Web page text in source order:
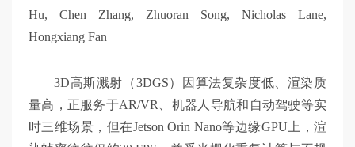
Hu, Chen Zhang, Zhuoran Song, Nicholas Lane,
Hongxiang Fan
3D高斯溅射（3DGS）因算法复杂度低、渲染质
量高，正服务于AR/VR、机器人导航和自动驾驶等实
时三维场景，但在Jetson Orin Nano等边缘GPU上，渲